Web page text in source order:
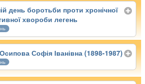
день боротьби проти хронічної
хвороби легень
Софія Іванівна (1898-1987)